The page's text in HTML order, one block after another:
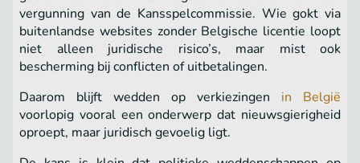
vergunning van de Kansspelcommissie. Wie gokt via
buitenlandse websites zonder Belgische licentie loopt
niet alleen juridische risico’s, maar mist ook
bescherming bij conflicten of uitbetalingen.
Daarom blijft wedden op verkiezingen in België
voorlopig vooral een onderwerp dat nieuwsgierigheid
oproept, maar juridisch gevoelig ligt.